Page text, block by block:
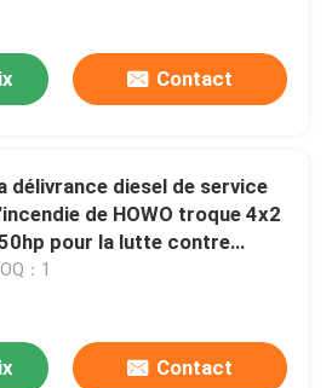
Contact
délivrance diesel de service
de HOWO troque 4x2
pour la lutte contre
：1
Contact